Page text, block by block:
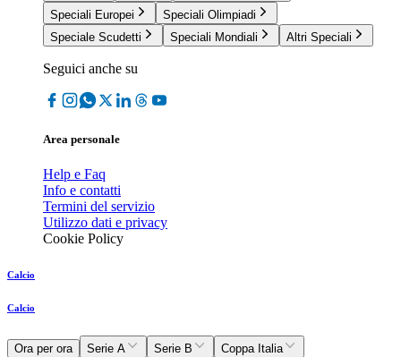
Speciali Europei
Speciali Olimpiadi
Speciale Scudetti
Speciali Mondiali Altri Speciali
Seguici anche su
Area personale
Help e Faq
Info e contatti
Termini del servizio
Utilizzo dati e privacy
Cookie Policy
Calcio
Calcio
Ora per ora Serie A Serie B
Coppa Italia